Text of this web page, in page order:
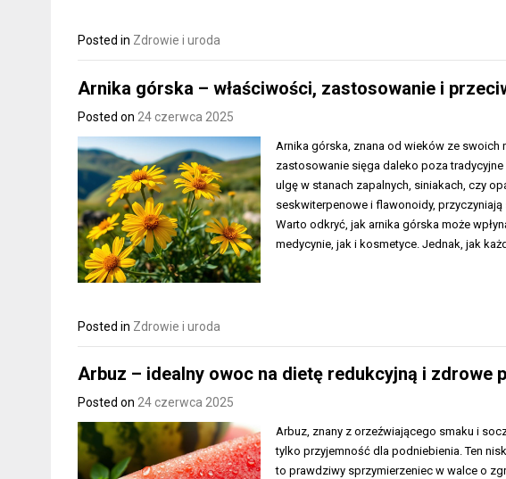
Posted in Zdrowie i uroda
Arnika górska – właściwości, zastosowanie i
Posted on 24 czerwca 2025
Arnika górska, znana od wieków ze swoich
zastosowanie sięga daleko poza
ulgę w stanach zapalnych, siniakach, czy
seskwiterpenowe i flawonoidy,
Warto odkryć, jak arnika górska może
medycynie, jak i kosmetyce. Jednak, jak
Posted in Zdrowie i uroda
Arbuz – idealny owoc na dietę redukcyjną i zdrowe
Posted on 24 czerwca 2025
Arbuz, znany z orzeźwiającego smaku i
tylko przyjemność dla podniebienia. Ten
to prawdziwy sprzymierzeniec w walce o